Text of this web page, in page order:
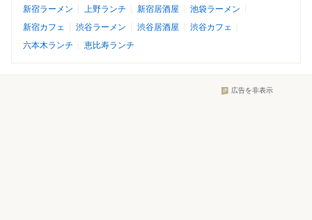
新宿ラーメン
上野ランチ 新宿居酒屋
池袋ラーメン
新宿カフェ
渋谷ラーメン 渋谷居酒屋
渋谷カフェ
六本木ランチ
恵比寿ランチ
広告を非表示